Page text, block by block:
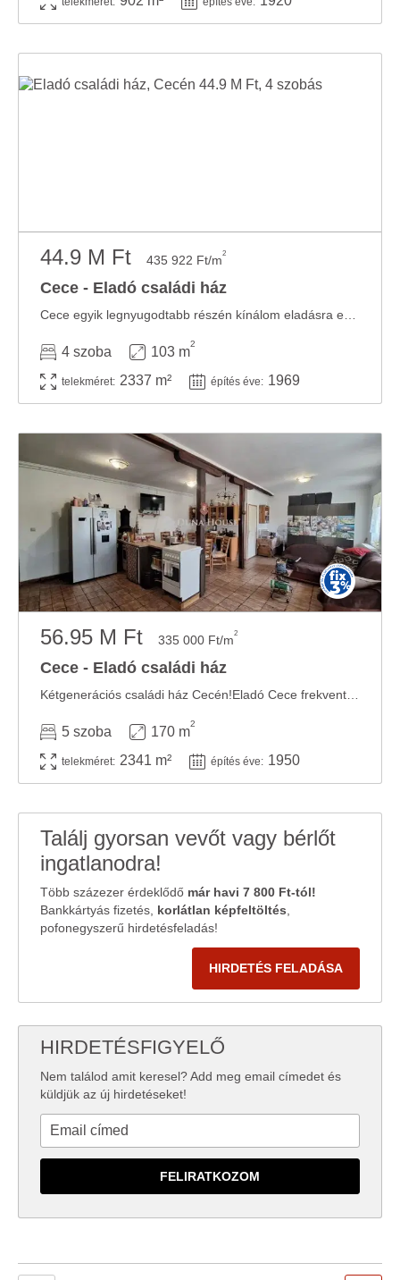
44.9 M Ft 435 922 Ft/m2
Cece - Eladó családi ház
4 szoba 103 m
2
telekméret: 2337 m² építés éve: 1969
56.95 M Ft 335 000 Ft/m2
Cece - Eladó családi ház
5 szoba 170 m
2
telekméret: 2341 m² építés éve: 1950
Találj gyorsan vevőt vagy bérlőt
ingatlanodra!
Több százezer érdeklődő már havi 7 800 Ft-tól!
Bankkártyás fizetés, korlátlan képfeltöltés
pofonegyszerű hirdetésfeladás!
HIRDETÉS FELADÁSA
HIRDETÉSFIGYELŐ
Nem találod amit keresel? Add meg email címedet és
küldjük az új hirdetéseket!